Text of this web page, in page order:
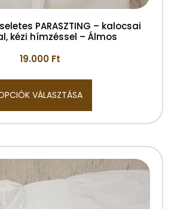
PARASZTING – kalocsai
kézi hímzéssel – Álmos
19.000 Ft
VÁLASZTÁSA